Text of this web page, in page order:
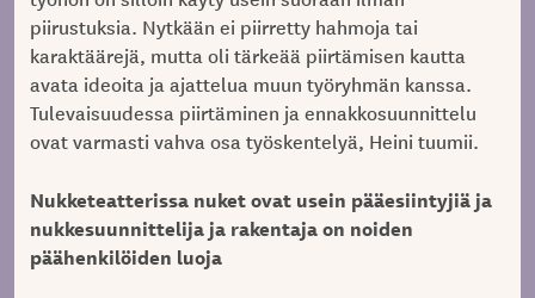
piirustuksia. Nytkään ei piirretty hahmoja tai
karaktäärejä, mutta oli tärkeää piirtämisen kautta
avata ideoita ja ajattelua muun työryhmän kanssa.
Tulevaisuudessa piirtäminen ja ennakkosuunnittelu
ovat varmasti vahva osa työskentelyä, Heini tuumii.
Nukketeatterissa nuket ovat usein pääesiintyjiä ja
nukkesuunnittelija ja rakentaja on noiden
päähenkilöiden luoja